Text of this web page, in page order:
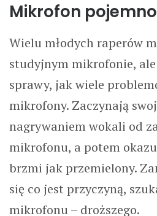
Mikrofon
Wielu młodych raperów
studyjnym mikrofonie,
sprawy, jak wiele
mikrofony. Zaczynają
nagrywaniem wokali od
mikrofonu, a potem
brzmi jak przemielony.
się co jest przyczyną,
mikrofonu – droższego.